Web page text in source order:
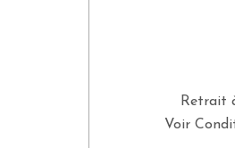
Retrait
Voir